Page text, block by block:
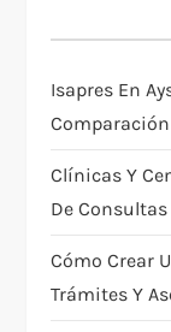
Isapres En
Clínicas Y
De Consultas
Cómo Crear
Trámites Y